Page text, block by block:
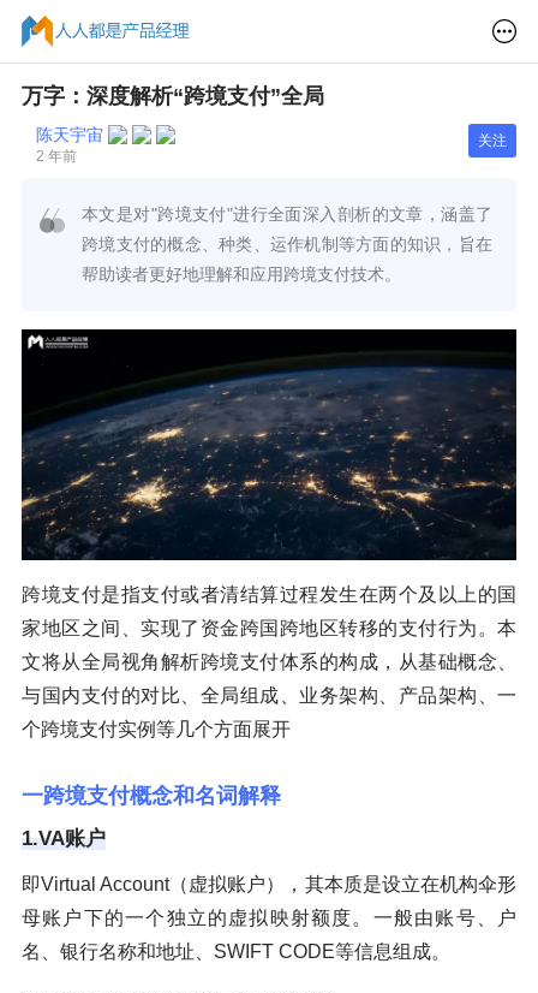
万字：深度解析“跨境支付”全局
陈天宇宙
2 年前
关注
本文是对"跨境支付"进行全面深入剖析的文章，涵盖了
跨境支付的概念、种类、运作机制等方面的知识，旨在
帮助读者更好地理解和应用跨境支付技术。
跨境支付是指支付或者清结算过程发生在两个及以上的国
家地区之间、实现了资金跨国跨地区转移的支付行为。本
文将从全局视角解析跨境支付体系的构成，从基础概念、
与国内支付的对比、全局组成、业务架构、产品架构、一
个跨境支付实例等几个方面展开
一跨境支付概念和名词解释
1.VA账户
即Virtual Account（虚拟账户），其本质是设立在机构伞形
母账户下的一个独立的虚拟映射额度。一般由账号、户
名、银行名称和地址、SWIFT CODE等信息组成。